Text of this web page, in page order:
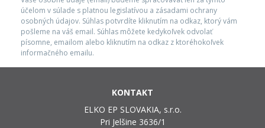
účelom v súlade s platnou legislatívou a zásadami ochrany
osobných údajov. Súhlas potvrdíte kliknutím na odkaz, ktorý vám
pošleme na váš email. Súhlas môžete kedykoľvek odvolať
písomne, emailom alebo kliknutím na odkaz z ktoréhokoľvek
informačného emailu.
KONTAKT
ELKO EP SLOVAKIA, s.r.o.
Pri Jelšine 3636/1